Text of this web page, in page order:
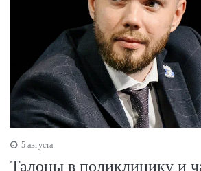
5 августа
Талоны в поликлинику и